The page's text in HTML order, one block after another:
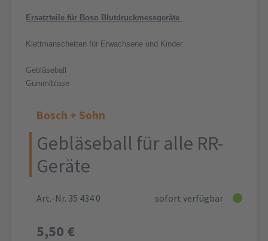
Ersatzteile für Boso Blutdruckmessgeräte
Klettmanschetten für Erwachsene und Kinder
Gebläseball
Gummiblase
Bosch + Sohn
Gebläseball für alle RR-
Geräte
Art.-Nr. 35 434 0 sofort verfügbar
5,50 €